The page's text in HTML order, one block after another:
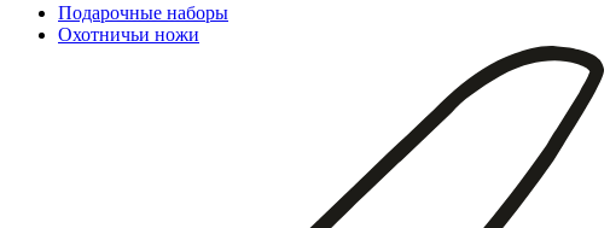
Подарочные наборы
Охотничьи ножи